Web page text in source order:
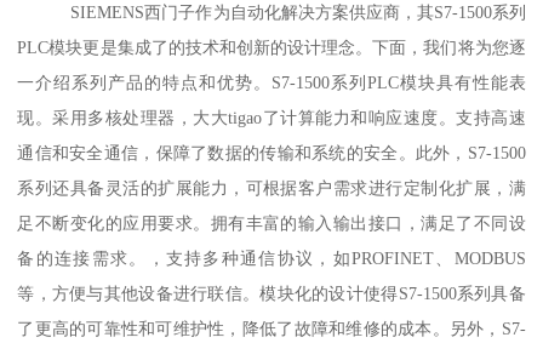
SIEMENS西门子作为自动化解决方案供应商，其S7-1500系列
PLC模块更是集成了的技术和创新的设计理念。下面，我们将为您逐
一介绍系列产品的特点和优势。S7-1500系列PLC模块具有性能表
现。采用多核处理器，大大tigao了计算能力和响应速度。支持高速
通信和安全通信，保障了数据的传输和系统的安全。此外，S7-1500
系列还具备灵活的扩展能力，可根据客户需求进行定制化扩展，满
足不断变化的应用要求。拥有丰富的输入输出接口，满足了不同设
备的连接需求。，支持多种通信协议，如PROFINET、MODBUS
等，方便与其他设备进行联信。模块化的设计使得S7-1500系列具备
了更高的可靠性和可维护性，降低了故障和维修的成本。另外，S7-